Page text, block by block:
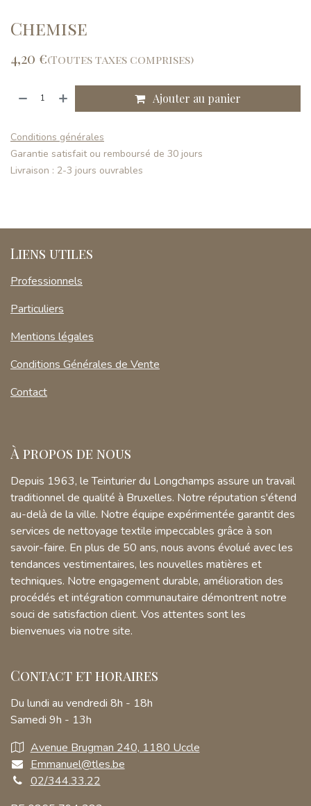
Chemise
4,20 €(Toutes taxes comprises)
Ajouter au panier
Conditions générales
Garantie satisfait ou remboursé de 30 jours
Livraison : 2-3 jours ouvrables
Liens utiles
Professionnels
Particuliers
Mentions légales
Conditions Générales de Vente
Contact
À propos de nous
Depuis 1963, le Teinturier du Longchamps assure un travail
traditionnel de qualité à Bruxelles. Notre réputation s'étend
au-delà de la ville. Notre équipe expérimentée garantit des
services de nettoyage textile impeccables grâce à son
savoir-faire. En plus de 50 ans, nous avons évolué avec les
tendances vestimentaires, les nouvelles matières et
techniques. Notre engagement durable, amélioration des
procédés et intégration communautaire démontrent notre
souci de satisfaction client. Vos attentes sont les
bienvenues via notre site.
Contact et horaires
Du lundi au vendredi 8h - 18h
Samedi 9h - 13h
Avenue Brugman 240, 1180 Uccle
Emmanuel@tles.be
02/344.33.22